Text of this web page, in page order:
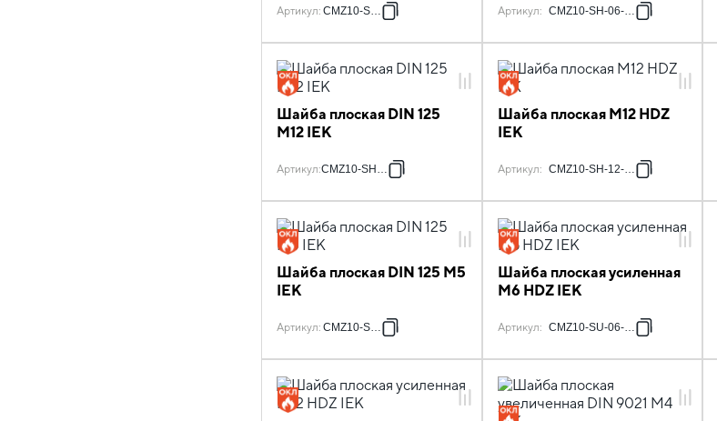
Артикул: CMZ10-SG-5 Артикул: CMZ10-SH-06-HDZ
Шайба плоская DIN 125
М12 IEK
Артикул:CMZ10-SH-12
Шайба плоская M12 HDZ
IEK
Артикул: CMZ10-SH-12-HDZ
Шайба плоская DIN 125 М5
IEK
Артикул: CMZ10-SH-5
Шайба плоская усиленная
M6 HDZ IEK
Артикул: CMZ10-SU-06-HDZ